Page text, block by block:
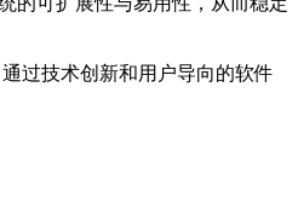
过技术创新和用户导向的软件